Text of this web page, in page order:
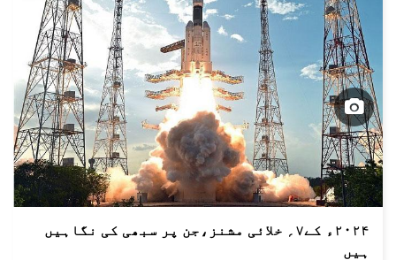
۲۰۲۴ء کے۷؍ خلائی مشنز،جن پر سبھی کی نگاہیں
ہیں